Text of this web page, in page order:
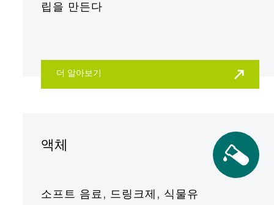
립을 만든다
더 알아보기
액체
소프트 음료, 드링크제, 식물유